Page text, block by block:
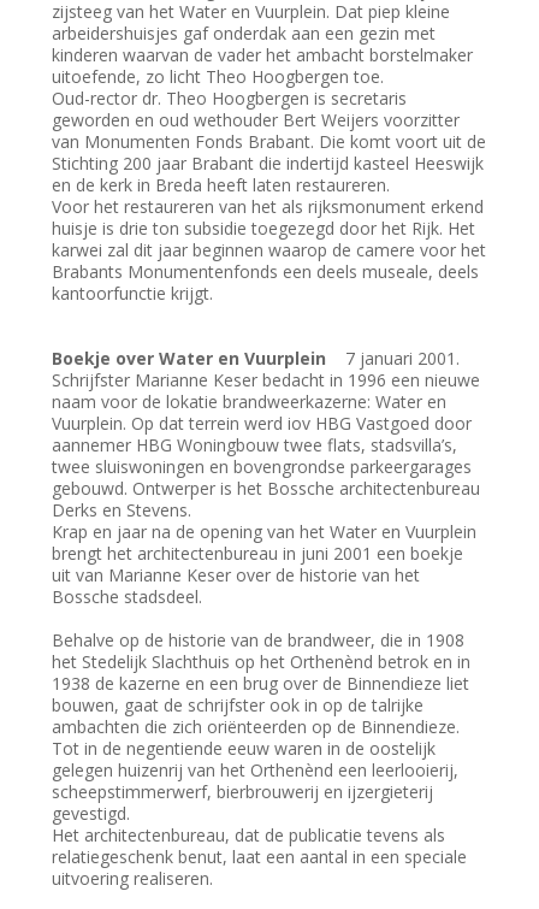
zijsteeg van het Water en Vuurplein. Dat piep kleine
arbeidershuisjes gaf onderdak aan een gezin met
kinderen waarvan de vader het ambacht borstelmaker
uitoefende, zo licht Theo Hoogbergen toe.
Oud-rector dr. Theo Hoogbergen is secretaris
geworden en oud wethouder Bert Weijers voorzitter
van Monumenten Fonds Brabant. Die komt voort uit de
Stichting 200 jaar Brabant die indertijd kasteel Heeswijk
en de kerk in Breda heeft laten restaureren.
Voor het restaureren van het als rijksmonument erkend
huisje is drie ton subsidie toegezegd door het Rijk. Het
karwei zal dit jaar beginnen waarop de camere voor het
Brabants Monumentenfonds een deels museale, deels
kantoorfunctie krijgt.
Boekje over Water en Vuurplein
7 januari 2001.
Schrijfster Marianne Keser bedacht in 1996 een nieuwe
naam voor de lokatie brandweerkazerne: Water en
Vuurplein. Op dat terrein werd iov HBG Vastgoed door
aannemer HBG Woningbouw twee flats, stadsvilla’s,
twee sluiswoningen en bovengrondse parkeergarages
gebouwd. Ontwerper is het Bossche architectenbureau
Derks en Stevens.
Krap en jaar na de opening van het Water en Vuurplein
brengt het architectenbureau in juni 2001 een boekje
uit van Marianne Keser over de historie van het
Bossche stadsdeel.
Behalve op de historie van de brandweer, die in 1908
het Stedelijk Slachthuis op het Orthenènd betrok en in
1938 de kazerne en een brug over de Binnendieze liet
bouwen, gaat de schrijfster ook in op de talrijke
ambachten die zich oriënteerden op de Binnendieze.
Tot in de negentiende eeuw waren in de oostelijk
gelegen huizenrij van het Orthenènd een leerlooierij,
scheepstimmerwerf, bierbrouwerij en ijzergieterij
gevestigd.
Het architectenbureau, dat de publicatie tevens als
relatiegeschenk benut, laat een aantal in een speciale
uitvoering realiseren.